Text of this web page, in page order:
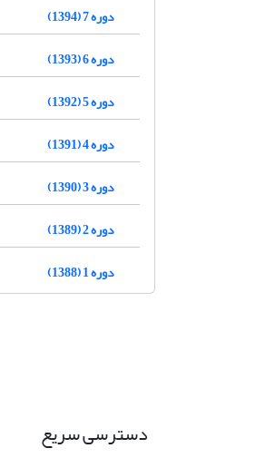
دوره 7 (1394)
دوره 6 (1393)
دوره 5 (1392)
دوره 4 (1391)
دوره 3 (1390)
دوره 2 (1389)
دوره 1 (1388)
دسترسی سریع